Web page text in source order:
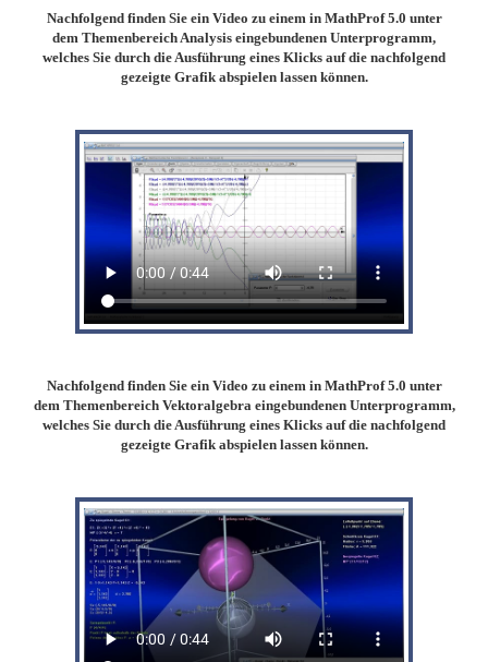
Nachfolgend finden Sie ein Video zu einem in MathProf 5.0 unter
dem Themenbereich Analysis eingebundenen Unterprogramm,
welches Sie durch die Ausführung eines Klicks auf die nachfolgend
gezeigte Grafik abspielen lassen können.
Nachfolgend finden Sie ein Video zu einem in MathProf 5.0 unter
dem Themenbereich Vektoralgebra eingebundenen Unterprogramm,
welches Sie durch die Ausführung eines Klicks auf die nachfolgend
gezeigte Grafik abspielen lassen können.